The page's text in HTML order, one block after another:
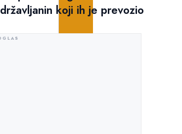
državljanin koji ih je prevozio